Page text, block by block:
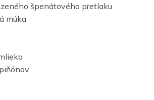
špenátového pretlaku
múka